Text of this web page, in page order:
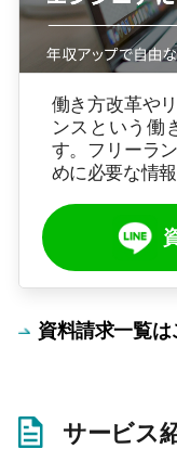
働き方改革や
ンスという働
す。フリーラ
めに必要な情
資料請求一覧は
サービス